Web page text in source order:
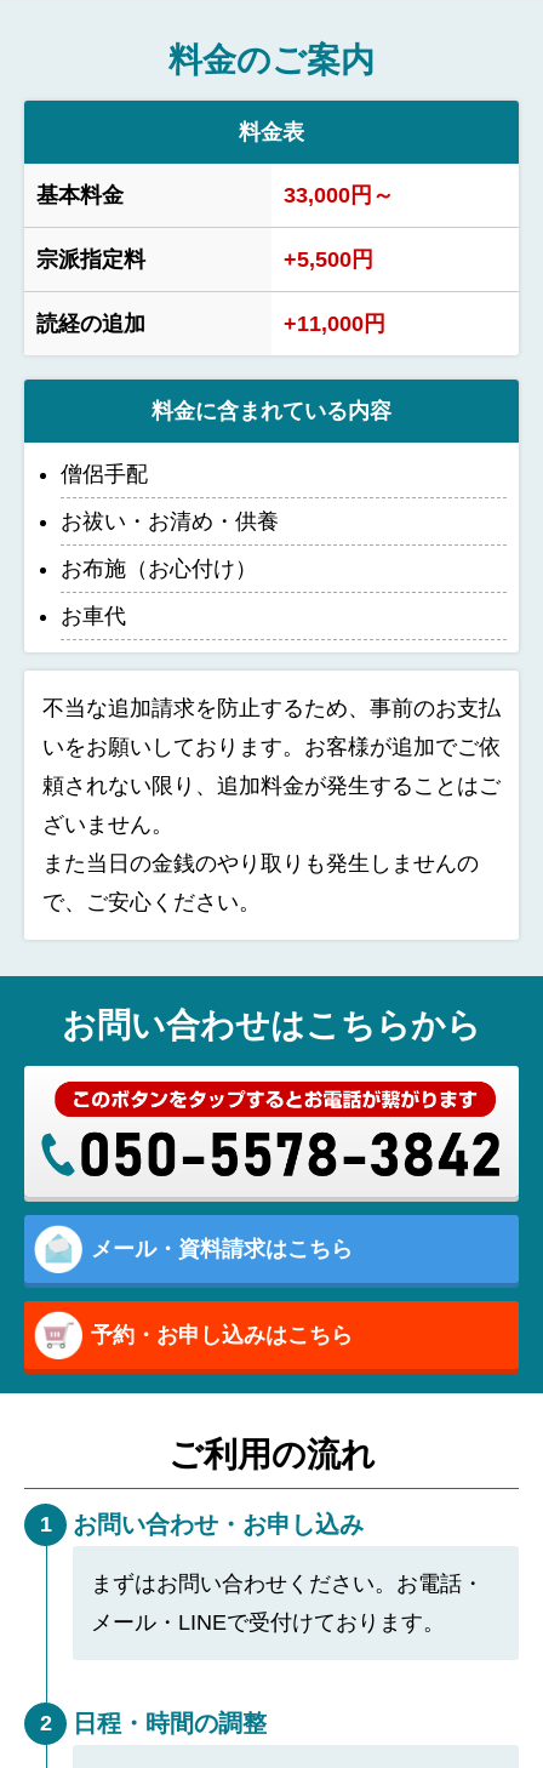
料金のご案内
料金表
基本料金 33,000円～
宗派指定料 +5,500円
読経の追加 +11,000円
料金に含まれている内容
僧侶手配
お祓い・お清め・供養
お布施（お心付け）
お車代
不当な追加請求を防止するため、事前のお支払
いをお願いしております。お客様が追加でご依
頼されない限り、追加料金が発生することはご
ざいません。
また当日の金銭のやり取りも発生しませんの
で、ご安心ください。
お問い合わせはこちらから
メール・資料請求はこちら
予約・お申し込みはこちら
ご利用の流れ
1 お問い合わせ・お申し込み
まずはお問い合わせください。お電話・
メール・LINEで受付けております。
2 日程・時間の調整